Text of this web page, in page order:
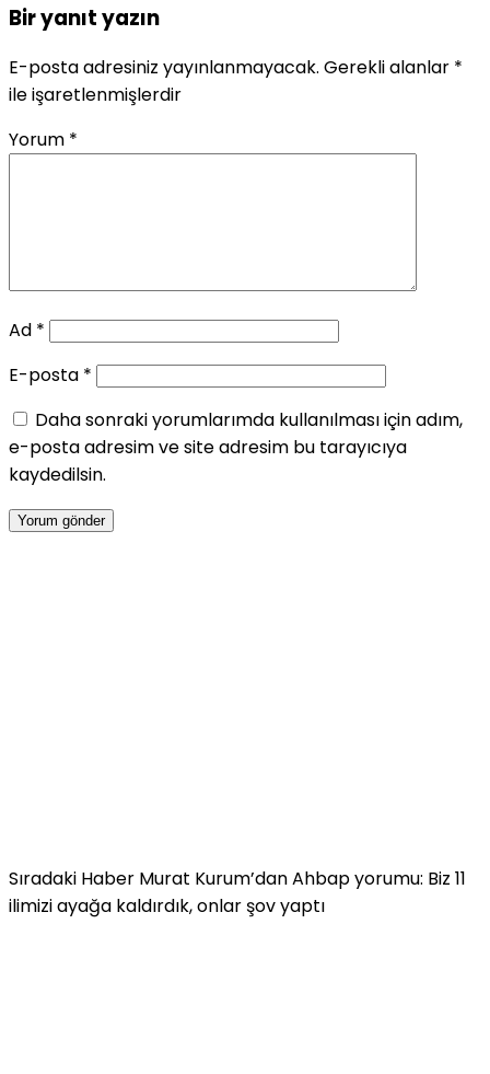
Bir yanıt yazın
E-posta adresiniz yayınlanmayacak. Gerekli alanlar *
ile işaretlenmişlerdir
Yorum *
Ad *
E-posta *
Daha sonraki yorumlarımda kullanılması için adım,
e-posta adresim ve site adresim bu tarayıcıya
kaydedilsin.
Sıradaki Haber Murat Kurum’dan Ahbap yorumu: Biz 11
ilimizi ayağa kaldırdık, onlar şov yaptı